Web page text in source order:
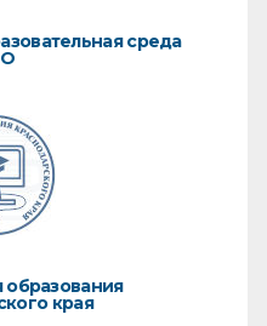
среда
края